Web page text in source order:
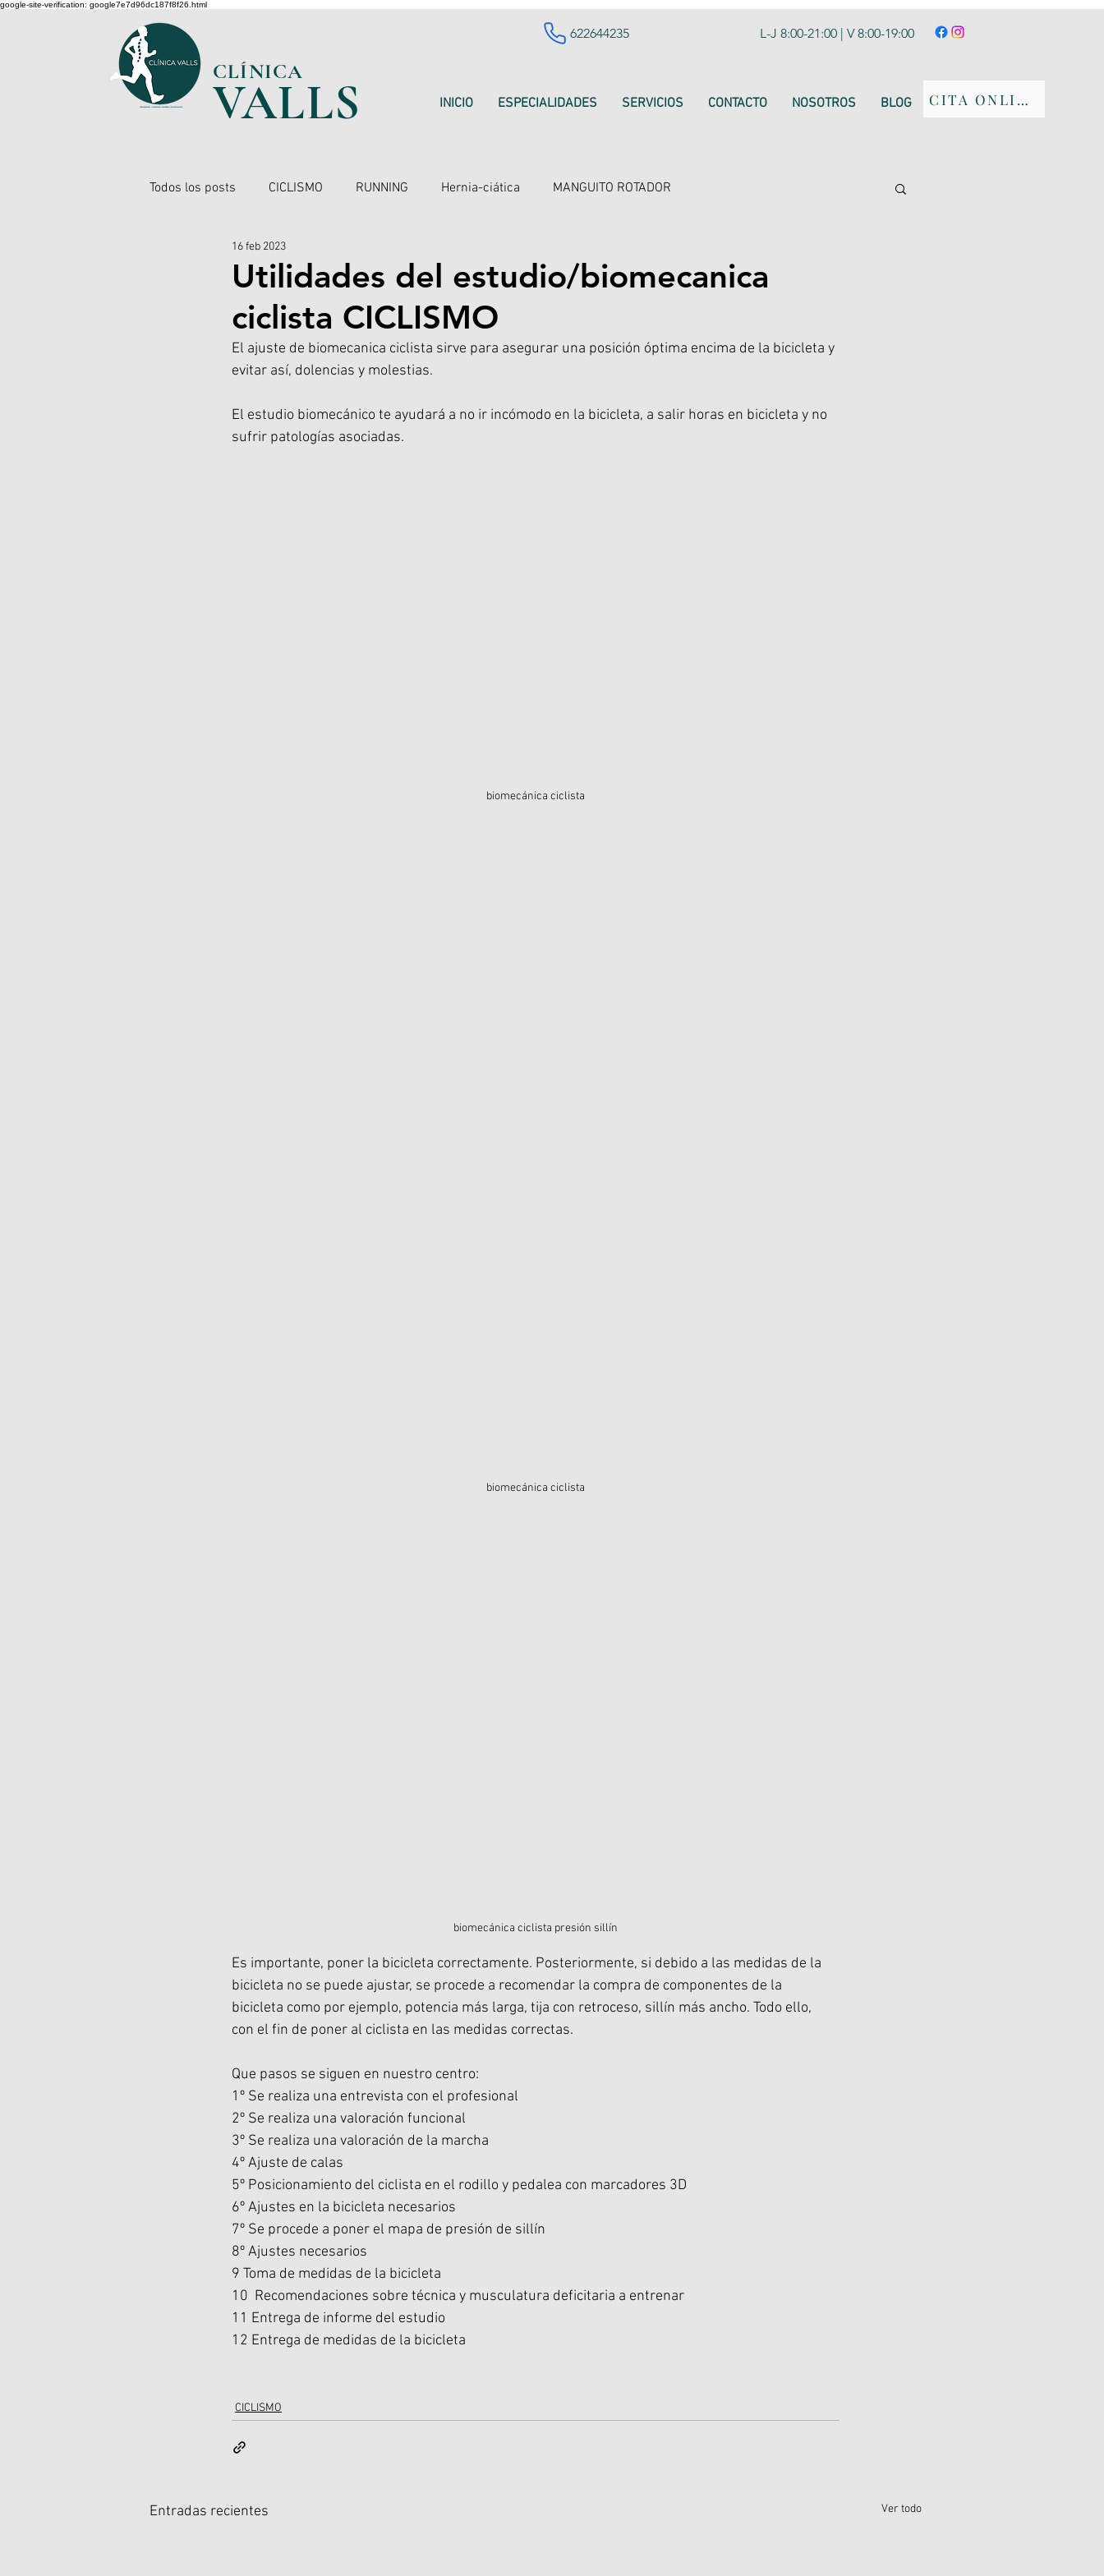
google-site-verification: google7e7d96dc187f8f26.html
622644235 L-J 8:00-21:00 | V 8:00-19:00
CLÍNICA
VALLS INICIO ESPECIALIDADES SERVICIOS CONTACTO NOSOTROS BLOG CITA ONLINE
Todos los posts CICLISMO RUNNING Hernia-ciática MANGUITO ROTADOR
Utilidades del estudio/biomecanica
ciclista CICLISMO
16 feb 2023
El ajuste de biomecanica ciclista sirve para asegurar una posición óptima encima de la bicicleta y
evitar así, dolencias y molestias.
El estudio biomecánico te ayudará a no ir incómodo en la bicicleta, a salir horas en bicicleta y no
sufrir patologías asociadas.
biomecánica ciclista
biomecánica ciclista
biomecánica ciclista presión sillín
Es importante, poner la bicicleta correctamente. Posteriormente, si debido a las medidas de la
bicicleta no se puede ajustar, se procede a recomendar la compra de componentes de la
bicicleta como por ejemplo, potencia más larga, tija con retroceso, sillín más ancho. Todo ello,
con el fin de poner al ciclista en las medidas correctas.
Que pasos se siguen en nuestro centro:
1º Se realiza una entrevista con el profesional
2º Se realiza una valoración funcional
3º Se realiza una valoración de la marcha
4º Ajuste de calas
5º Posicionamiento del ciclista en el rodillo y pedalea con marcadores 3D
6º Ajustes en la bicicleta necesarios
7º Se procede a poner el mapa de presión de sillín
8º Ajustes necesarios
9 Toma de medidas de la bicicleta
10  Recomendaciones sobre técnica y musculatura deficitaria a entrenar
11 Entrega de informe del estudio
12 Entrega de medidas de la bicicleta
CICLISMO
Entradas recientes Ver todo